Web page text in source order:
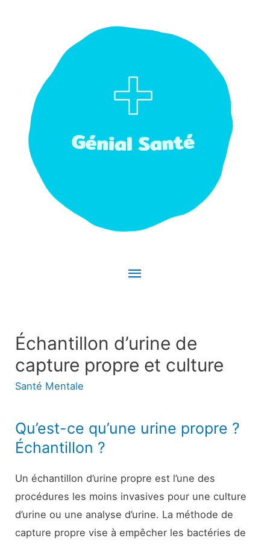
Menu
Échantillon d’urine de
capture propre et culture
Santé Mentale
Qu’est-ce qu’une urine propre ?
Échantillon ?
Un échantillon d’urine propre est l’une des
procédures les moins invasives pour une culture
d’urine ou une analyse d’urine. La méthode de
capture propre vise à empêcher les bactéries de